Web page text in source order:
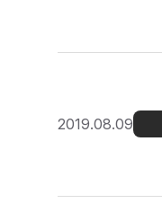
2019.08.09